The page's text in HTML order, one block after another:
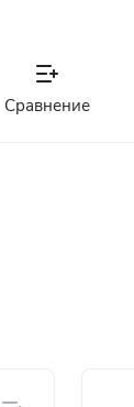
Сравнение